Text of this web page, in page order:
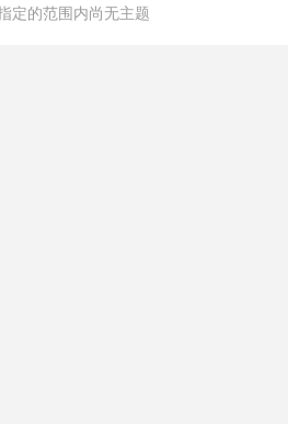
定的范围内尚无主题